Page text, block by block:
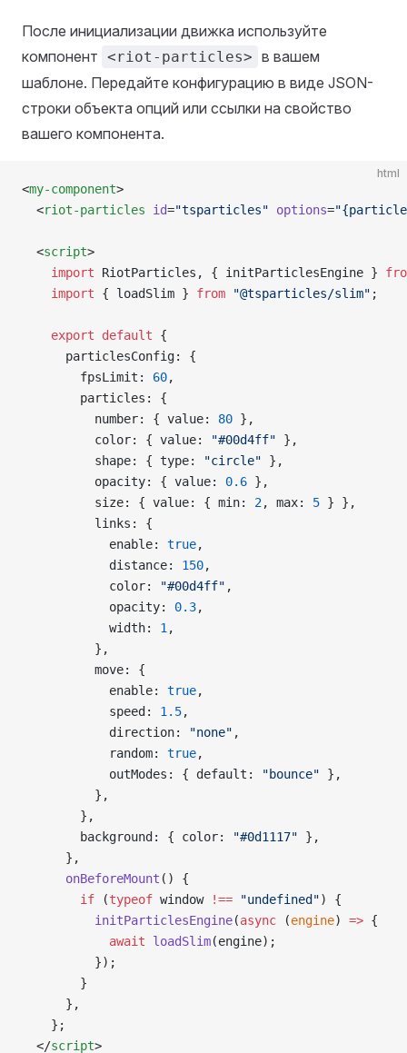
После инициализации движка используйте
компонент <riot-particles> в вашем
шаблоне. Передайте конфигурацию в виде JSON-
строки объекта опций или ссылки на свойство
вашего компонента.
html
<my-component>
  <
riot-particles id="tsparticles" options=
  <
script>
    import
RiotParticles, { initParticlesEngine }
    import
{ loadSlim } from "@tsparticles/slim" ;
    export
default {
      particlesConfig: {
        fpsLimit:
60,
        particles: {
          number: { value:
80 },
          color: { value:
"#00d4ff" },
          shape: { type:
"circle" },
          opacity: { value:
0.6 },
          size: { value: { min:
2, max: 5 } },
          links: {
            enable:
true,
            distance:
150,
            color:
"#00d4ff" ,
            opacity:
0.3,
            width:
1 ,
          },
          move: {
            enable:
true,
            speed:
1.5,
            direction:
"none" ,
            random:
true,
            outModes: { default:
"bounce" },
          },
        },
        background: { color:
"#0d1117" },
      },
      onBeforeMount
() {
        if
(typeof window !== "undefined") {
          initParticlesEngine
(async (engine) => {
            await
loadSlim(engine);
          });
        }
      },
    };
  </
script>